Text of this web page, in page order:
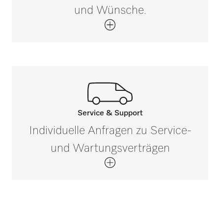
Beugt Korrosion vorund Wünsche.
Rufen Sie unsere Experten an.
Wenn Sie Fragen haben oder weitere
Informationen benötigen, kontaktieren Sie
uns bitte unter 0 52 41 22 44 644*
Service & Support
Individuelle Anfragen zu Service-
und Wartungsverträgen